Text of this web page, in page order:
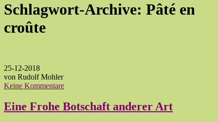
Schlagwort-Archive: Pâté en
croûte
25-12-2018
von Rudolf Mohler
Keine Kommentare
Eine Frohe Botschaft anderer Art